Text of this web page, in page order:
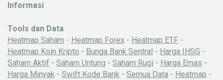
Informasi
Tools dan Data
Heatmap Saham - Heatmap Forex - Heatmap ETF -
Heatmap Koin Kripto - Bunga Bank Sentral - Harga IHSG -
Saham Aktif - Saham Untung - Saham Rugi - Harga Emas -
Harga Minyak - Swift Kode Bank - Semua Data - Heatmap -